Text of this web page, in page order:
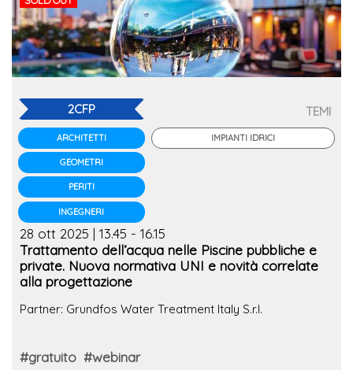
2CFP
ARCHITETTI
GEOMETRI
PERITI
INGEGNERI
TEMI
IMPIANTI IDRICI
28 ott 2025 | 13.45 - 16.15
Trattamento dell’acqua nelle Piscine pubbliche e
private. Nuova normativa UNI e novità correlate
alla progettazione
Partner: Grundfos Water Treatment Italy S.r.l.
#gratuito #webinar